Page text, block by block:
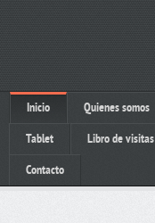
Inicio Quienes somos
Tablet Libro de visitas
Contacto